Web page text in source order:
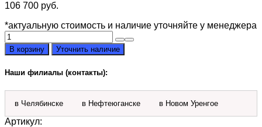
106 700 руб.
*актуальную стоимость и наличие уточняйте у менеджера
Количество
товара
Косилка
роторная
AG-
1.65
(аналог
Wirax-
1.65)
В корзину Уточнить наличие
Наши филиалы (контакты):
в Челябинске в Нефтеюганске в Новом Уренгое
Артикул: